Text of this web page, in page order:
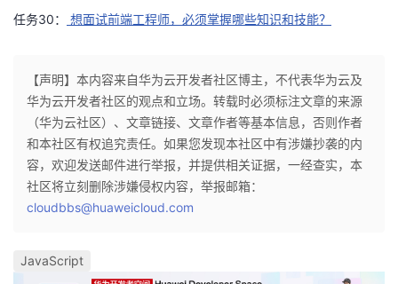
任务30： 想面试前端工程师，必须掌握哪些知识和技能？
【声明】本内容来自华为云开发者社区博主，不代表华为云及
华为云开发者社区的观点和立场。转载时必须标注文章的来源
（华为云社区）、文章链接、文章作者等基本信息，否则作者
和本社区有权追究责任。如果您发现本社区中有涉嫌抄袭的内
容，欢迎发送邮件进行举报，并提供相关证据，一经查实，本
社区将立刻删除涉嫌侵权内容，举报邮箱：
cloudbbs@huaweicloud.com
JavaScript